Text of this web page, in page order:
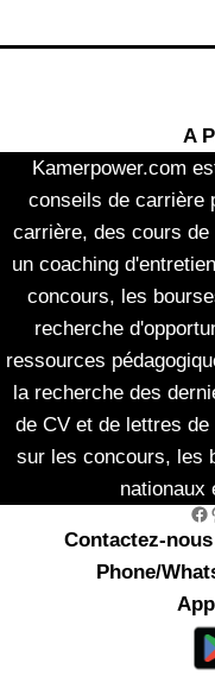
A
Kamerpower.com
conseils de carrière
carrière, des cours de
un coaching
concours, les
recherche
ressources
la recherche des
de CV et de lettres
sur les concours, les
nationaux
Facebook Pinterest
Contactez-nous
Phone/